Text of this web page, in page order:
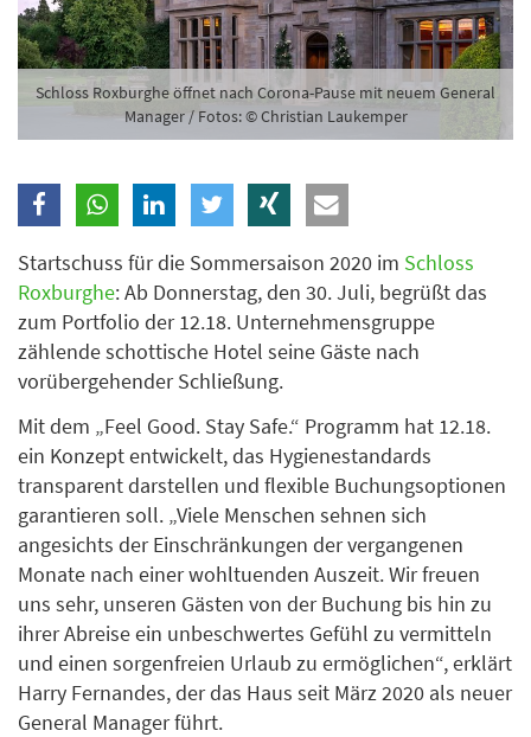
Schloss Roxburghe öffnet nach Corona-Pause mit neuem General
Manager / Fotos: © Christian Laukemper
Startschuss für die Sommersaison 2020 im Schloss
Roxburghe: Ab Donnerstag, den 30. Juli, begrüßt das
zum Portfolio der 12.18. Unternehmensgruppe
zählende schottische Hotel seine Gäste nach
vorübergehender Schließung.
Mit dem „Feel Good. Stay Safe.“ Programm hat 12.18.
ein Konzept entwickelt, das Hygienestandards
transparent darstellen und flexible Buchungsoptionen
garantieren soll. „Viele Menschen sehnen sich
angesichts der Einschränkungen der vergangenen
Monate nach einer wohltuenden Auszeit. Wir freuen
uns sehr, unseren Gästen von der Buchung bis hin zu
ihrer Abreise ein unbeschwertes Gefühl zu vermitteln
und einen sorgenfreien Urlaub zu ermöglichen“, erklärt
Harry Fernandes, der das Haus seit März 2020 als neuer
General Manager führt.
genommen.
Anmelden Danke, heute nicht